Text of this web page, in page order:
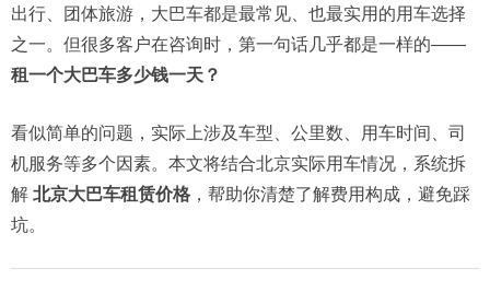
出行、团体旅游，大巴车都是最常见、也最实用的用车选择
之一。但很多客户在咨询时，第一句话几乎都是一样的——
租一个大巴车多少钱一天？
看似简单的问题，实际上涉及车型、公里数、用车时间、司
机服务等多个因素。本文将结合北京实际用车情况，系统拆
解 北京大巴车租赁价格 ，帮助你清楚了解费用构成，避免踩
坑。